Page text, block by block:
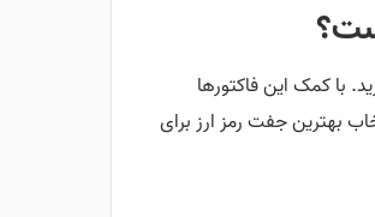
با کمک این فاکتورها
بهترین جفت رمز ارز برای